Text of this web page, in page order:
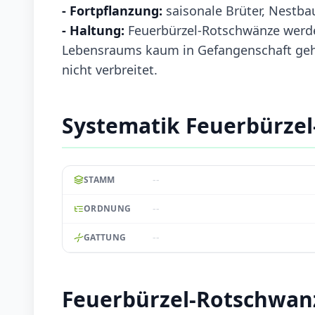
- Fortpflanzung: saisonale Brüter,
- Haltung: Feuerbürzel-Rotschwänze
Lebensraums kaum in Gefangenschaft
nicht verbreitet.
Systematik
STAMM --
ORDNUNG --
GATTUNG --
Feuerbürzel-